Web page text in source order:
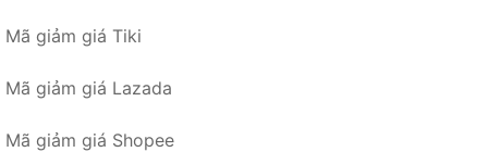
Mã giảm giá Tiki
Mã giảm giá Lazada
Mã giảm giá Shopee